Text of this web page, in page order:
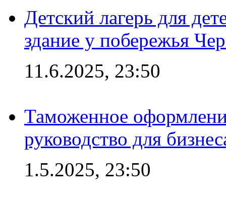
Детский лагерь для
здание у побережья
11.6.2025, 23:50
Таможенное
руководство для
1.5.2025, 23:50